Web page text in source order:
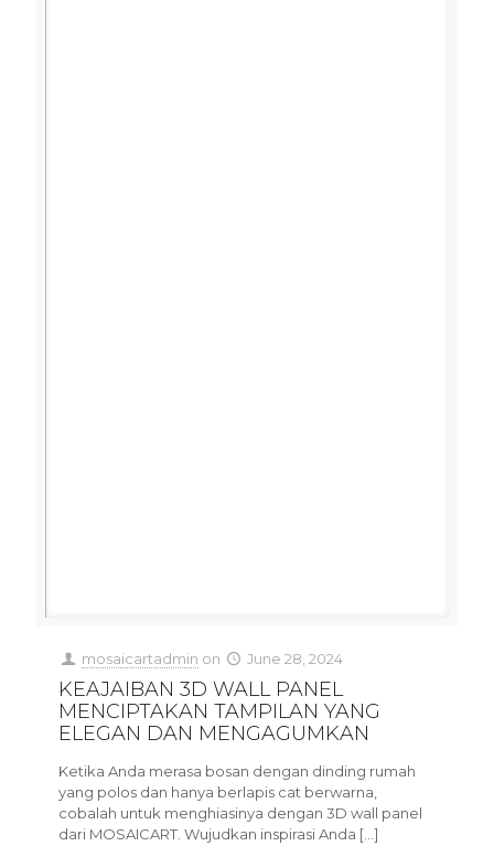
mosaicartadmin on June 28, 2024
KEAJAIBAN 3D WALL PANEL
MENCIPTAKAN TAMPILAN YANG
ELEGAN DAN MENGAGUMKAN
Ketika Anda merasa bosan dengan dinding rumah
yang polos dan hanya berlapis cat berwarna,
cobalah untuk menghiasinya dengan 3D wall panel
dari MOSAICART. Wujudkan inspirasi Anda […]